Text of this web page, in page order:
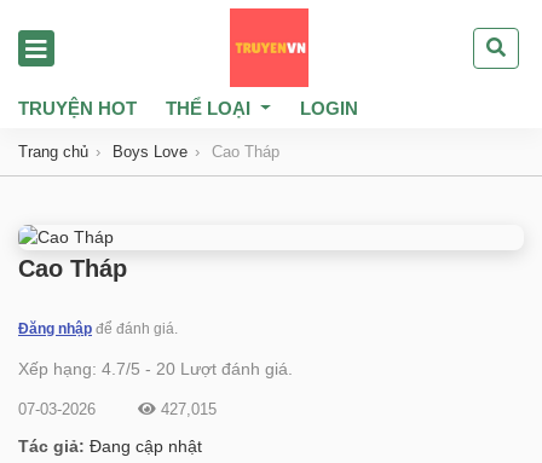
TRUYỆN HOT THỂ LOẠI LOGIN
Trang chủ Boys Love Cao Tháp
Cao Tháp
Đăng nhập để đánh giá.
Xếp hạng: 4.7/5 - 20 Lượt đánh giá.
07-03-2026 427,015
Tác giả: Đang cập nhật